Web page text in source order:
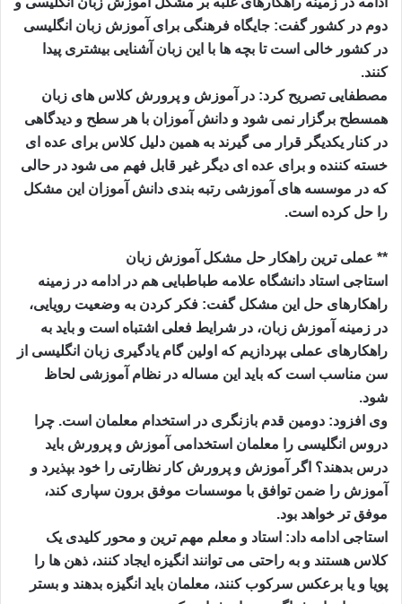
دوم در کشور گفت: جایگاه فرهنگی برای آموزش زبان انگلیسی
در کشور خالی است تا بچه ها با این زبان آشنایی بیشتری پیدا
کنند.
مصطفایی تصریح کرد: در آموزش و پرورش کلاس های زبان
همسطح برگزار نمی شود و دانش آموزان با هر سطح و دیدگاهی
در کنار یکدیگر قرار می گیرند به همین دلیل کلاس برای عده ای
خسته کننده و برای عده ای دیگر غیر قابل فهم می شود در حالی
که در موسسه های آموزشی رتبه بندی دانش آموزان این مشکل
را حل کرده است.
** عملی ترین راهکار حل مشکل آموزش زبان
استاجی استاد دانشگاه علامه طباطبایی هم در ادامه در زمینه
راهکارهای حل این مشکل گفت: فکر کردن به وضعیت رویایی،
در زمینه آموزش زبان، در شرایط فعلی اشتباه است و باید به
راهکارهای عملی بپردازیم که اولین گام یادگیری زبان انگلیسی از
سن مناسب است که باید این مساله در نظام آموزشی لحاظ
شود.
وی افزود: دومین قدم بازنگری در استخدام معلمان است. چرا
دروس انگلیسی را معلمان استخدامی آموزش و پرورش باید
درس بدهند؟ اگر آموزش و پرورش کار نظارتی را خود بپذیرد و
آموزش را ضمن توافق با موسسات موفق برون سپاری کند،
موفق تر خواهد بود.
استاجی ادامه داد: استاد و معلم مهم ترین و محور کلیدی یک
کلاس هستند و به راحتی می توانند انگیزه ایجاد کنند، ذهن ها را
پویا و یا برعکس سرکوب کنند، معلمان باید انگیزه بدهند و بستر